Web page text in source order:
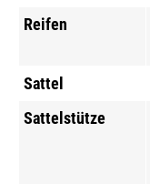
Reifen
Sattel
Sattelstütze